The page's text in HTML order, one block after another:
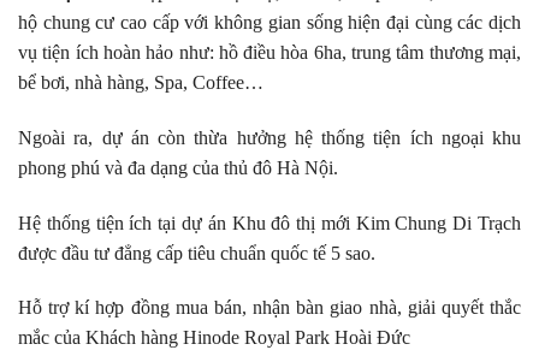
hộ chung cư cao cấp với không gian sống hiện đại cùng các dịch
vụ tiện ích hoàn hảo như: hồ điều hòa 6ha, trung tâm thương mại,
bể bơi, nhà hàng, Spa, Coffee…
Ngoài ra, dự án còn thừa hưởng hệ thống tiện ích ngoại khu
phong phú và đa dạng của thủ đô Hà Nội.
Hệ thống tiện ích tại dự án Khu đô thị mới Kim Chung Di Trạch
được đầu tư đẳng cấp tiêu chuẩn quốc tế 5 sao.
Hỗ trợ kí hợp đồng mua bán, nhận bàn giao nhà, giải quyết thắc
mắc của Khách hàng Hinode Royal Park Hoài Đức